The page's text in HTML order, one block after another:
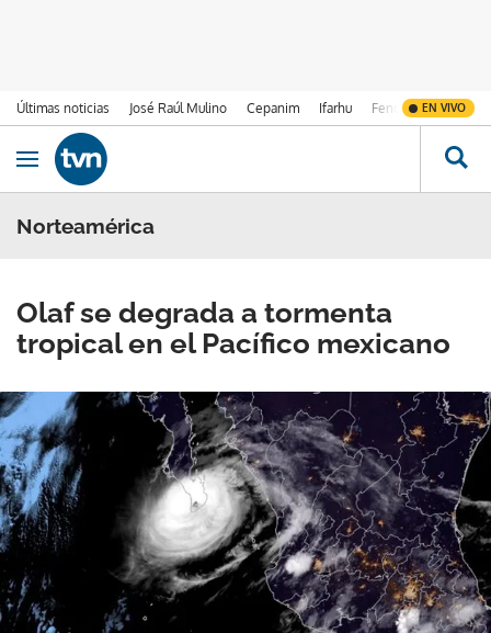
Últimas noticias José Raúl Mulino Cepanim Ifarhu Fenómeno de El
EN VIVO
Ir al contenido
Obrir navegació
Norteamérica
Olaf se degrada a tormenta
tropical en el Pacífico mexicano